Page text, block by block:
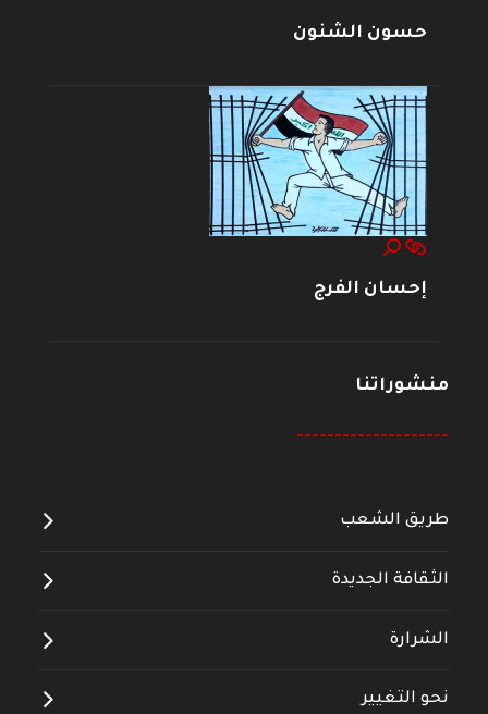
حسون الشنون
إحسان الفرج
منشوراتنا
--------------------
طريق الشعب
الثقافة الجديدة
الشرارة
نحو التغيير